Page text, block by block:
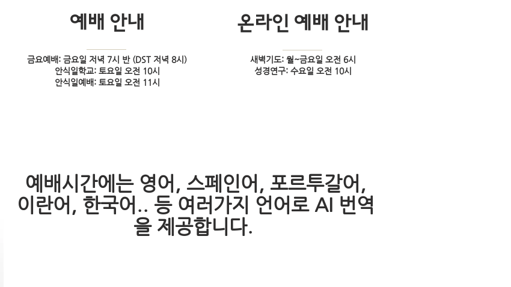
​예배 안내
금요예배: 금요일 저녁 7시 반 (DST 저녁 8시)
안식일학교: 토요일 오전 10시
​안식일예배: 토요일 오전 11시
온라인 예배 안내
새벽기도: 월~금요일 오전 6시
​성경연구: 수요일 오전 10시
예배시간에는 영어, 스페인어, 포르투갈어,
이란어, 한국어.. 등 여러가지 언어로 AI 번역
을 제공합니다.